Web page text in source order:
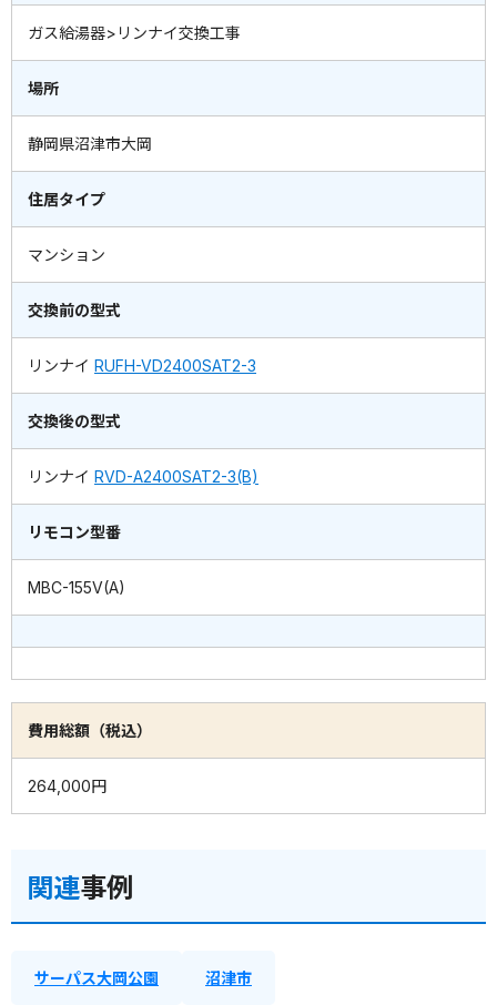
ガス給湯器>リンナイ交換工事
場所
静岡県沼津市大岡
住居タイプ
マンション
交換前の型式
リンナイ RUFH-VD2400SAT2-3
交換後の型式
リンナイ RVD-A2400SAT2-3(B)
リモコン型番
MBC-155V(A)
費用総額（税込）
264,000円
関連事例
サーパス大岡公園 沼津市